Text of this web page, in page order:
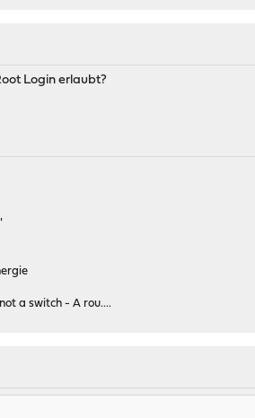
Login erlaubt?
a switch - A rou....